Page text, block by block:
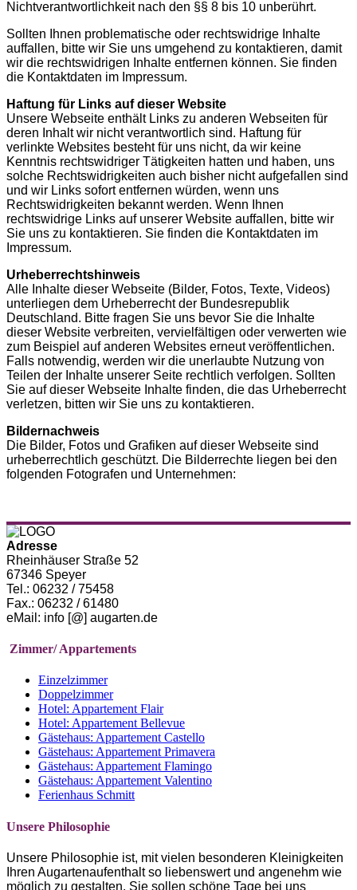
Nichtverantwortlichkeit nach den §§ 8 bis 10 unberührt.
Sollten Ihnen problematische oder rechtswidrige Inhalte
auffallen, bitte wir Sie uns umgehend zu kontaktieren, damit
wir die rechtswidrigen Inhalte entfernen können. Sie finden
die Kontaktdaten im Impressum.
Haftung für Links auf dieser Website
Unsere Webseite enthält Links zu anderen Webseiten für
deren Inhalt wir nicht verantwortlich sind. Haftung für
verlinkte Websites besteht für uns nicht, da wir keine
Kenntnis rechtswidriger Tätigkeiten hatten und haben, uns
solche Rechtswidrigkeiten auch bisher nicht aufgefallen sind
und wir Links sofort entfernen würden, wenn uns
Rechtswidrigkeiten bekannt werden. Wenn Ihnen
rechtswidrige Links auf unserer Website auffallen, bitte wir
Sie uns zu kontaktieren. Sie finden die Kontaktdaten im
Impressum.
Urheberrechtshinweis
Alle Inhalte dieser Webseite (Bilder, Fotos, Texte, Videos)
unterliegen dem Urheberrecht der Bundesrepublik
Deutschland. Bitte fragen Sie uns bevor Sie die Inhalte
dieser Website verbreiten, vervielfältigen oder verwerten wie
zum Beispiel auf anderen Websites erneut veröffentlichen.
Falls notwendig, werden wir die unerlaubte Nutzung von
Teilen der Inhalte unserer Seite rechtlich verfolgen. Sollten
Sie auf dieser Webseite Inhalte finden, die das Urheberrecht
verletzen, bitten wir Sie uns zu kontaktieren.
Bildernachweis
Die Bilder, Fotos und Grafiken auf dieser Webseite sind
urheberrechtlich geschützt. Die Bilderrechte liegen bei den
folgenden Fotografen und Unternehmen:
Adresse
Rheinhäuser Straße 52
67346 Speyer
Tel.: 06232 / 75458
Fax.: 06232 / 61480
eMail: info [@] augarten.de
Zimmer/ Appartements
Einzelzimmer
Doppelzimmer
Hotel: Appartement Flair
Hotel: Appartement Bellevue
Gästehaus: Appartement Castello
Gästehaus: Appartement Primavera
Gästehaus: Appartement Flamingo
Gästehaus: Appartement Valentino
Ferienhaus Schmitt
Unsere Philosophie
Unsere Philosophie ist, mit vielen besonderen Kleinigkeiten
Ihren Augartenaufenthalt so liebenswert und angenehm wie
möglich zu gestalten. Sie sollen schöne Tage bei uns